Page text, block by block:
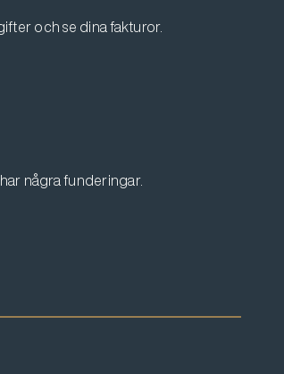
och se dina fakturor.
några funderingar.